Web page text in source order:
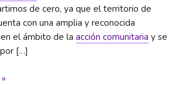
de cero, ya que el territorio de
con una amplia y reconocida
el ámbito de la acción comunitaria y se
[…]